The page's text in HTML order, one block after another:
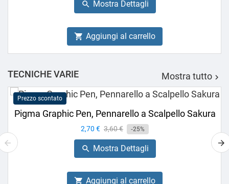
 Mostra Dettagli
 Aggiungi al carrello
TECNICHE VARIE Mostra tutto 
Prezzo scontato
Pigma Graphic Pen, Pennarello a Scalpello Sakura
Prezzo
2,70 € Prezzo
base
3,60 € -25%
 Mostra Dettagli
 Aggiungi al carrello